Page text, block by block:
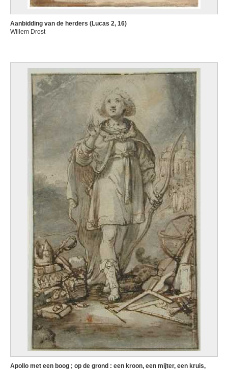
Aanbidding van de herders (Lucas 2, 16)
Willem Drost
Apollo met een boog ; op de grond : een kroon, een mijter, een kruis,